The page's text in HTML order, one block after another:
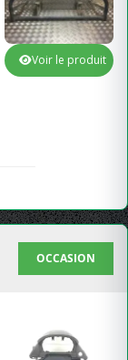
Voir le produit
OCCASION